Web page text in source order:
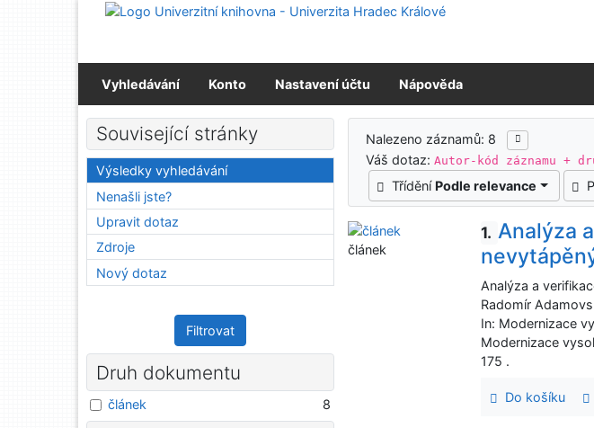
Přejít na obsah
Vyhledávání Konto Nastavení účtu Nápověda
Výsledky
Nalezeno záznamů: 8
Váš dotaz:Autor-kód záznamu +
Třídění Podle relevance
1. Analýza
Analýza a
Radomír
In: Modernizace
Modernizace
175 .
Do košíku
článek
Související stránky
Výsledky vyhledávání
Nenašli jste?
Upravit dotaz
Zdroje
Nový dotaz
Filtrovat
Druh dokumentu
článek 8